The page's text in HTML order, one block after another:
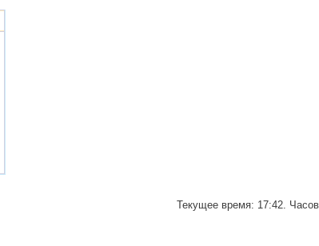
Текущее время: 17:42.